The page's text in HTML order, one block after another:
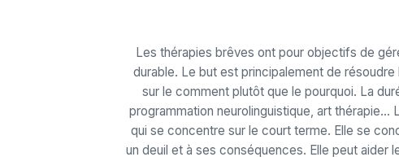
Les thérapies brêves ont pour objectifs de
durable. Le but est principalement de
sur le comment plutôt que le pourquoi. La
programmation neurolinguistique, art
qui se concentre sur le court terme. Elle se
un deuil et à ses conséquences. Elle peut aider